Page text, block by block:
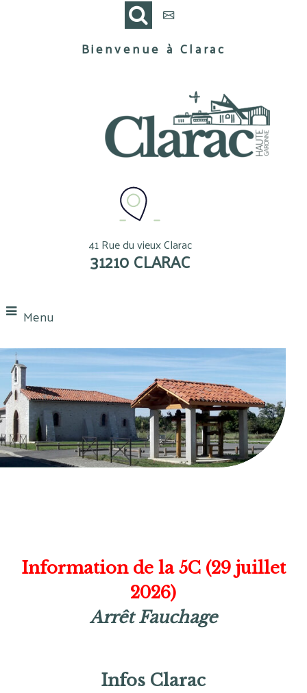
Bienvenue à Clarac
41 Rue du vieux Clarac
31210 CLARAC
Menu
Information de la 5C (29 juillet
2026)
Arrêt Fauchage
Infos Clarac